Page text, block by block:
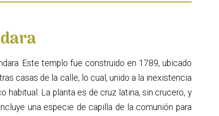
Este templo fue construido en 1789, ubicado
casas de la calle, lo cual, unido a la inexistencia
habitual. La planta es de cruz latina, sin crucero, y
una especie de capilla de la comunión para